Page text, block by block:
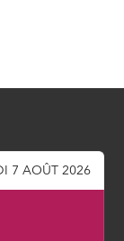
7 AOÛT 2026